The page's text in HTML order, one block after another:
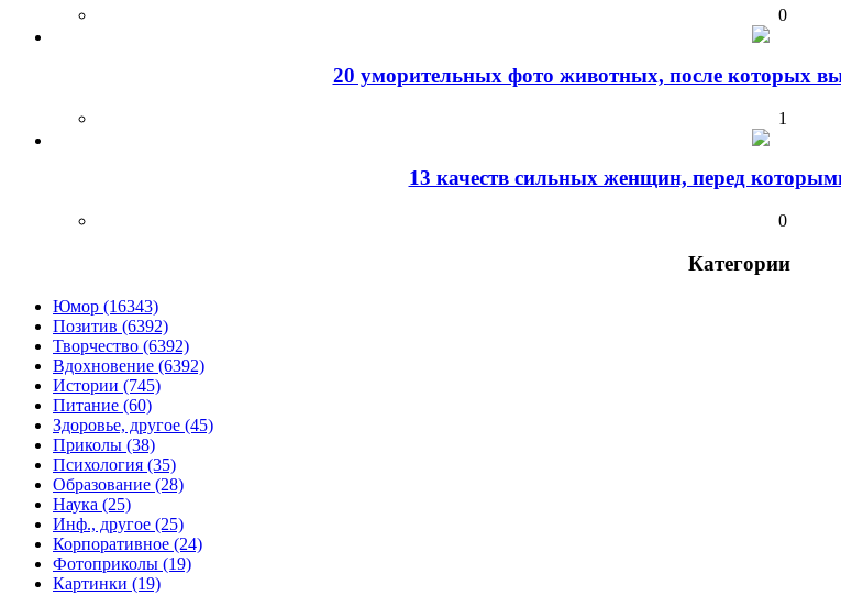
0
20 уморительных фото животных, после которых вы
1
13 качеств сильных женщин, перед
0
Категории
Юмор (16343)
Позитив (6392)
Творчество (6392)
Вдохновение (6392)
Истории (745)
Питание (60)
Здоровье, другое (45)
Приколы (38)
Психология (35)
Образование (28)
Наука (25)
Инф., другое (25)
Корпоративное (24)
Фотоприколы (19)
Картинки (19)